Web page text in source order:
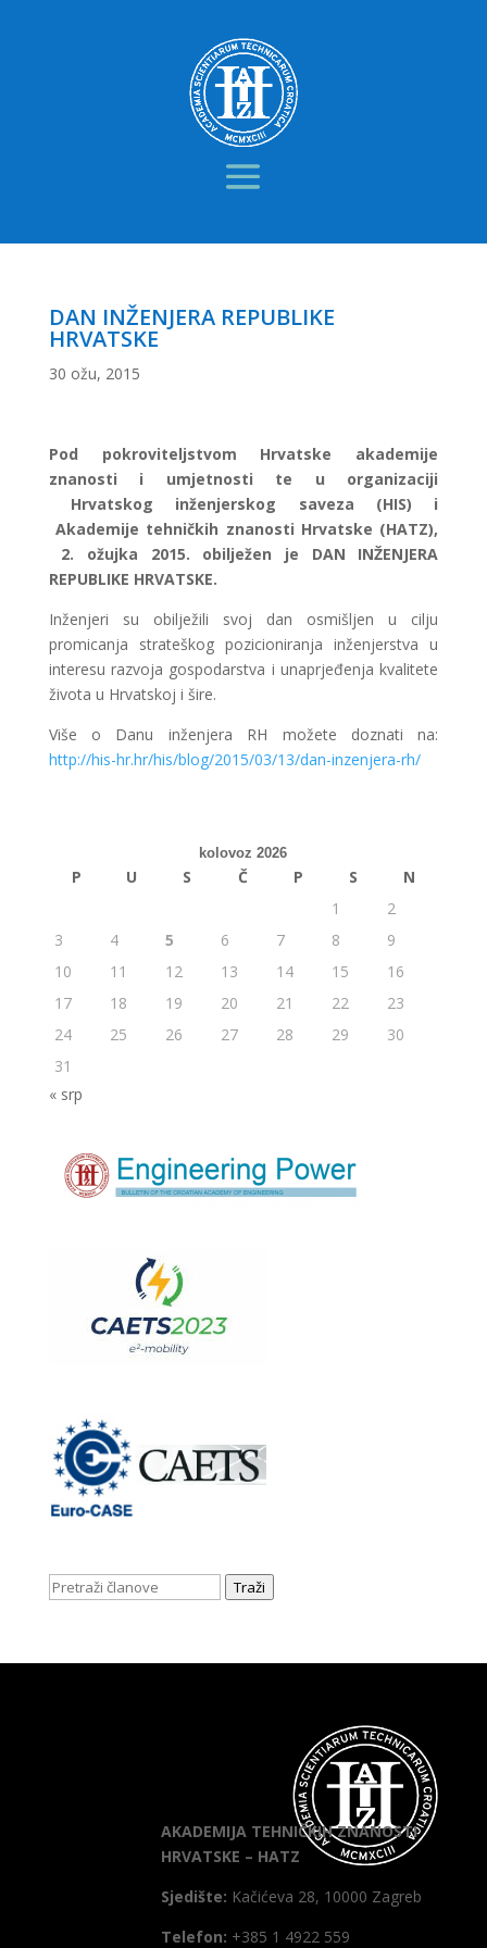
DAN INŽENJERA REPUBLIKE
HRVATSKE
30 ožu, 2015
Pod pokroviteljstvom Hrvatske akademije
znanosti i umjetnosti te u organizaciji
Hrvatskog inženjerskog saveza (HIS) i
Akademije tehničkih znanosti Hrvatske (HATZ),
2. ožujka 2015. obilježen je DAN INŽENJERA
REPUBLIKE HRVATSKE.
Inženjeri su obilježili svoj dan osmišljen u cilju
promicanja strateškog pozicioniranja inženjerstva u
interesu razvoja gospodarstva i unaprjeđenja kvalitete
života u Hrvatskoj i šire.
Više o Danu inženjera RH možete doznati na:
http://his-hr.hr/his/blog/2015/03/13/dan-inzenjera-rh/
kolovoz 2026
P U S Č P S
N
1
2
3
4 5 6 7 8
9
10
11 12 13 14 15
16
17
18 19 20 21 22
23
24
25 26 27 28 29
30
31
« srp
Traži
AKADEMIJA TEHNIČKIH ZNANOSTI
HRVATSKE – HATZ
Sjedište: Kačićeva 28, 10000 Zagreb
Telefon: +385 1 4922 559